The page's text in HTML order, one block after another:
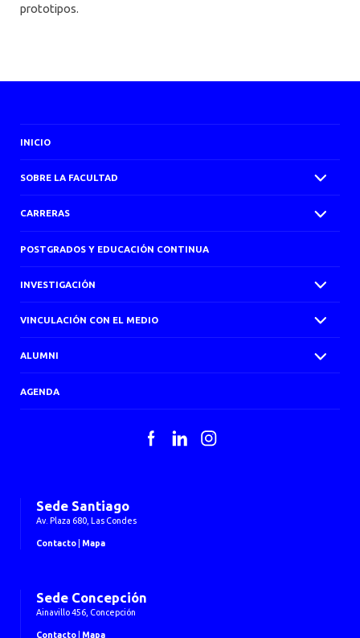
prototipos.
INICIO
SOBRE LA FACULTAD
CARRERAS
POSTGRADOS Y EDUCACIÓN CONTINUA
INVESTIGACIÓN
VINCULACIÓN CON EL MEDIO
ALUMNI
AGENDA
FacebookLinkedInInstagram
Sede Santiago
Av. Plaza 680, Las Condes
Contacto Mapa
Sede Concepción
Ainavillo 456, Concepción
Contacto Mapa